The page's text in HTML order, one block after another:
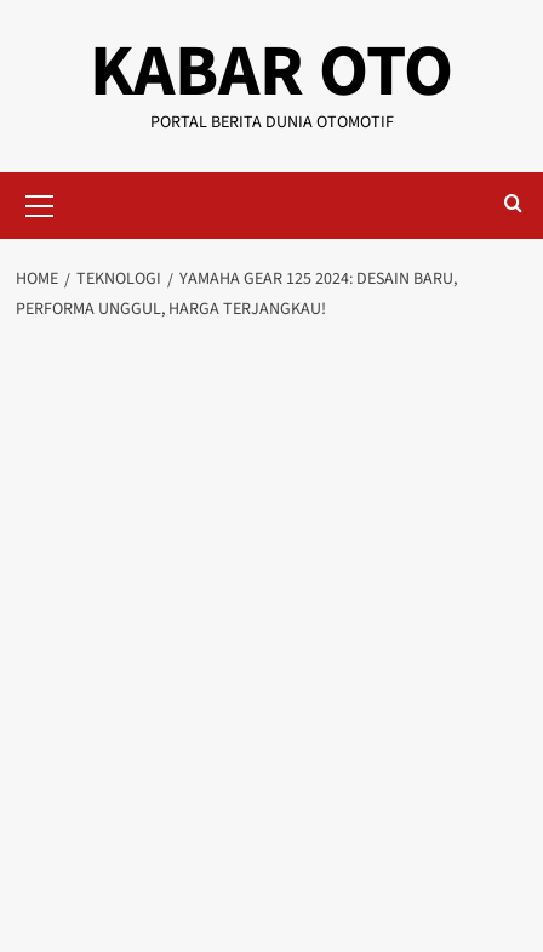
KABAR OTO
PORTAL BERITA DUNIA OTOMOTIF
HOME TEKNOLOGI
YAMAHA GEAR 125 2024: DESAIN BARU,
PERFORMA UNGGUL, HARGA TERJANGKAU!